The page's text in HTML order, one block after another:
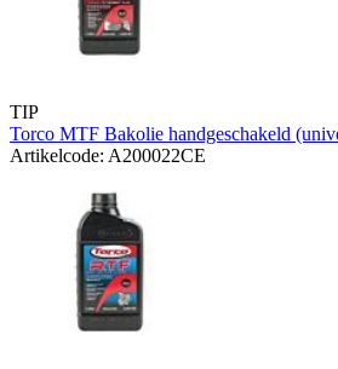
TIP
Torco MTF Bakolie handgeschakeld
Artikelcode: A200022CE